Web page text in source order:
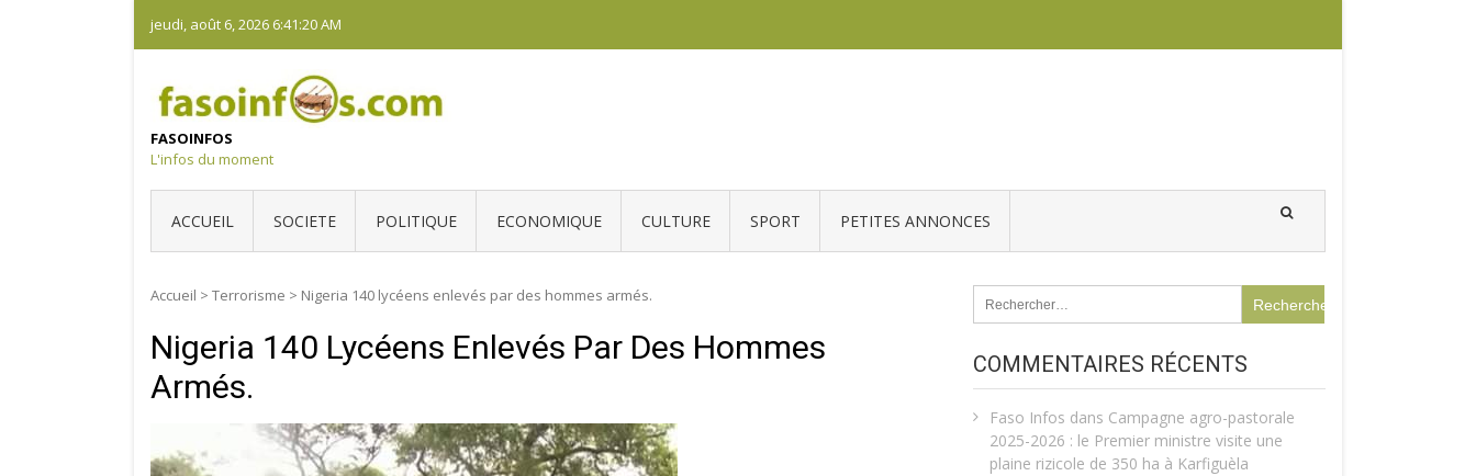
content
jeudi, août 6, 2026 6:41:20 AM
FASOINFOS
L'infos du moment
ACCUEIL SOCIETE POLITIQUE ECONOMIQUE CULTURE SPORT PETITES ANNONCES
Accueil > Terrorisme > Nigeria 140 lycéens enlevés par des hommes armés.
Nigeria 140 Lycéens Enlevés Par Des Hommes
Armés.
COMMENTAIRES RÉCENTS
Faso Infos dans Campagne agro-pastorale
2025-2026 : le Premier ministre visite une
plaine rizicole de 350 ha à Karfiguèla